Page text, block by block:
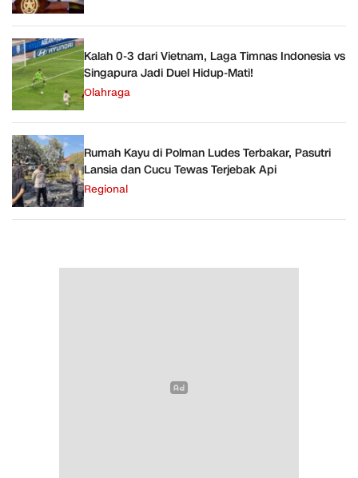
Kalah 0-3 dari Vietnam, Laga Timnas Indonesia vs
Singapura Jadi Duel Hidup-Mati!
Olahraga
Rumah Kayu di Polman Ludes Terbakar, Pasutri
Lansia dan Cucu Tewas Terjebak Api
Regional